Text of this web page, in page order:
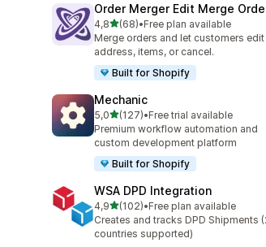
Order Merger Edit Merge
4,85 yıldız üzerinden
(68)
toplam 68 değerlendirme
•Free plan available
Merge orders and let customers edit
address, items, or cancel.
Built for Shopify
Mechanic
5,05 yıldız üzerinden
(127)
toplam 127 değerlendirme
•Free trial available
Premium workflow automation and
custom development platform
Built for Shopify
WSA DPD Integration
4,95 yıldız üzerinden
(102)
toplam 102 değerlendirme
•Free plan available
Creates and tracks DPD Shipments
countries supported)